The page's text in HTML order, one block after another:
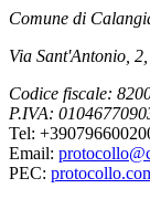
Comune di
Via Sant'Antonio,
Codice fiscale:
P.IVA:
Tel:
Email:
PEC: